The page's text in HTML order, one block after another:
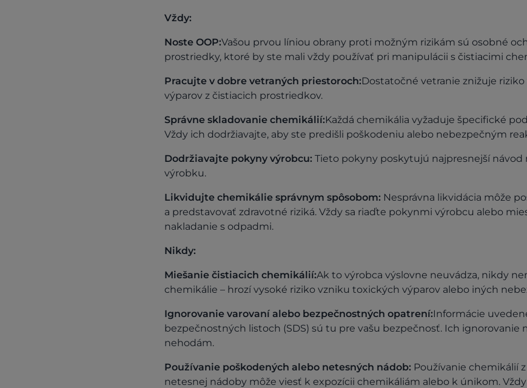
Vždy:
Noste OOP:Vašou prvou líniou obrany proti možným rizikám sú osobné
prostriedky, ktoré by ste mali vždy používať pri manipulácii s čistiacimi
Pracujte v dobre vetraných priestoroch:Dostatočné vetranie znižuje
výparov z čistiacich prostriedkov.
Správne skladovanie chemikálií:Každá chemikália vyžaduje špecifické
Vždy ich dodržiavajte, aby ste predišli poškodeniu alebo nebezpečným
Dodržiavajte pokyny výrobcu: Tieto pokyny poskytujú najpresnejší návod
výrobku.
Likvidujte chemikálie správnym spôsobom: Nesprávna likvidácia môže
a predstavovať zdravotné riziká. Vždy sa riaďte pokynmi výrobcu alebo
nakladanie s odpadmi.
Nikdy:
Miešanie čistiacich chemikálií:Ak to výrobca výslovne neuvádza, nikdy
chemikálie – hrozí vysoké riziko vzniku toxických výparov alebo iných
Ignorovanie varovaní alebo bezpečnostných opatrení:Informácie
bezpečnostných listoch (SDS) sú tu pre vašu bezpečnosť. Ich ignorovanie
nehodám.
Používanie poškodených alebo netesných nádob: Používanie chemikálií
netesnej nádoby môže viesť k expozícii chemikáliám alebo k únikom.